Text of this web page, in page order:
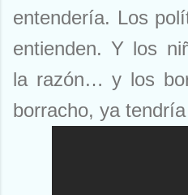
entendería. Los
entienden. Y los
la razón… y los
borracho, ya